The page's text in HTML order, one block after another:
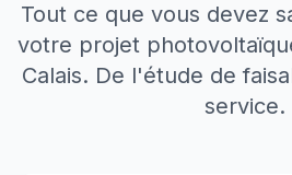
Tout ce que vous devez
votre projet
Calais. De l'étude de
service.